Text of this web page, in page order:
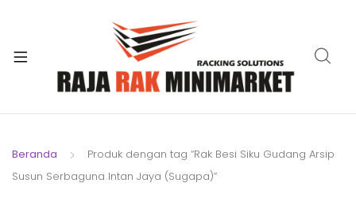
Beranda
Produk dengan tag “Rak Besi Siku Gudang Arsip
Susun Serbaguna Intan Jaya (Sugapa)”